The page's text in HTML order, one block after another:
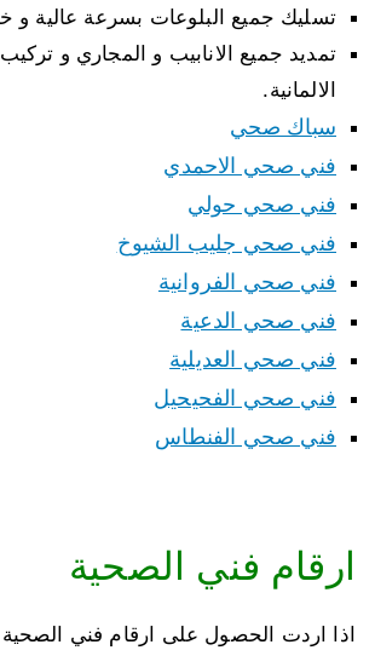
تسليك جميع البلوعات بسرعة عالية و خلال
تمديد جميع الانابيب و المجاري و
الالمانية.
سباك صحي
فني صحي الاحمدي
فني صحي حولي
فني صحي جليب الشيوخ
فني صحي الفروانية
فني صحي الدعية
فني صحي العديلية
فني صحي الفحيحيل
فني صحي الفنطاس
ارقام فني الصحية
اذا اردت الحصول على ارقام فني